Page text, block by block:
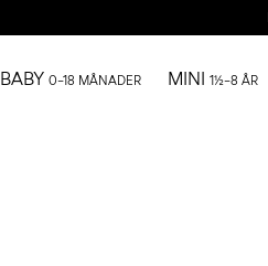
BABY 0–18 MÅNADER MINI 1½–8 ÅR